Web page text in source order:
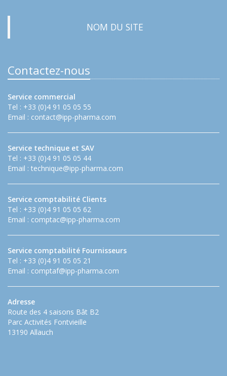
NOM DU SITE
Contactez-nous
Service commercial
Tel : +33 (0)4 91 05 05 55
Email : contact@ipp-pharma.com
Service technique et SAV
Tel : +33 (0)4 91 05 05 44
Email : technique@ipp-pharma.com
Service comptabilité Clients
Tel : +33 (0)4 91 05 05 62
Email : comptac@ipp-pharma.com
Service comptabilité Fournisseurs
Tel : +33 (0)4 91 05 05 21
Email : comptaf@ipp-pharma.com
Adresse
Route des 4 saisons Bât B2
Parc Activités Fontvieille
13190 Allauch